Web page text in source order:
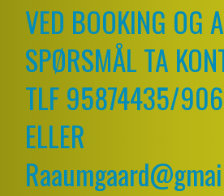
VED BOOKING OG
SPØRSMÅL TA
TLF 95874435/
ELLER